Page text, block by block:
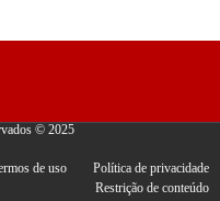
© 2025
de uso
Política de privacidade
Restrição de conteúdo